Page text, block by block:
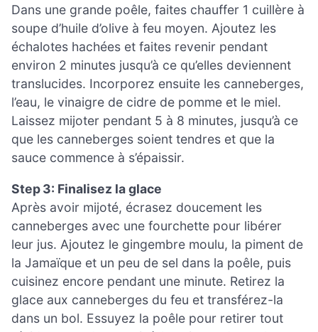
Dans une grande poêle, faites chauffer 1 cuillère à
soupe d’huile d’olive à feu moyen. Ajoutez les
échalotes hachées et faites revenir pendant
environ 2 minutes jusqu’à ce qu’elles deviennent
translucides. Incorporez ensuite les canneberges,
l’eau, le vinaigre de cidre de pomme et le miel.
Laissez mijoter pendant 5 à 8 minutes, jusqu’à ce
que les canneberges soient tendres et que la
sauce commence à s’épaissir.
Step 3: Finalisez la glace
Après avoir mijoté, écrasez doucement les
canneberges avec une fourchette pour libérer
leur jus. Ajoutez le gingembre moulu, la piment de
la Jamaïque et un peu de sel dans la poêle, puis
cuisinez encore pendant une minute. Retirez la
glace aux canneberges du feu et transférez-la
dans un bol. Essuyez la poêle pour retirer tout